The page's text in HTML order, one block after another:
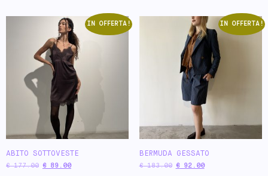
IN OFFERTA!
ABITO SOTTOVESTE
€177.00 € 89.00
IN OFFERTA!
BERMUDA GESSATO
€183.00 €92.00